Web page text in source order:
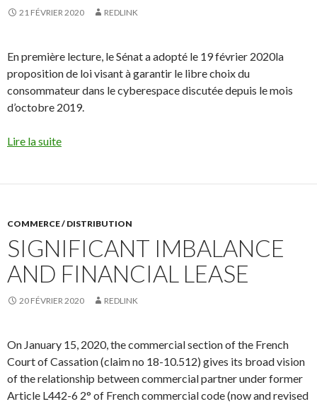
21 FÉVRIER 2020 REDLINK
En première lecture, le Sénat a adopté le 19 février 2020la
proposition de loi visant à garantir le libre choix du
consommateur dans le cyberespace discutée depuis le mois
d’octobre 2019.
Lire la suite
COMMERCE / DISTRIBUTION
SIGNIFICANT IMBALANCE
AND FINANCIAL LEASE
20 FÉVRIER 2020 REDLINK
On January 15, 2020, the commercial section of the French
Court of Cassation (claim no 18-10.512) gives its broad vision
of the relationship between commercial partner under former
Article L442-6 2° of French commercial code (now and revised